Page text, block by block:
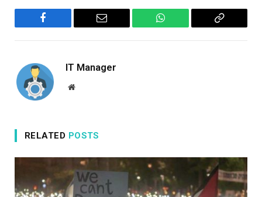
Facebook Email WhatsApp
Copy
IT Manager
Website
RELATED POSTS